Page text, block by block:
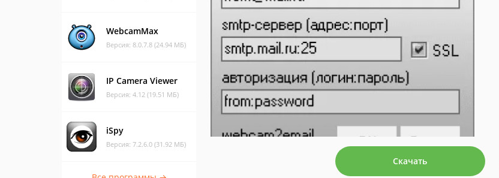
WebcamMax
Версия: 8.0.7.8 (24.94 МБ)
IP Camera Viewer
Версия: 4.12 (19.51 МБ)
iSpy
Версия: 7.2.6.0 (31.92 МБ)
Скачать